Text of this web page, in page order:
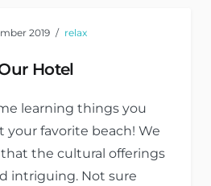
2019 relax
Hotel
learning things you
your favorite beach! We
the cultural offerings
intriguing. Not sure